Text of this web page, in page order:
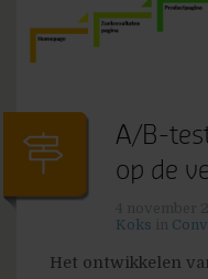
A/B-
op de
Koks
Het ontwikkelen